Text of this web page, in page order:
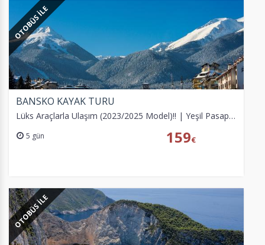
OTOBÜS İLE
BANSKO KAYAK TURU
Lüks Araçlarla Ulaşım (2023/2025 Model)!! | Yeşil Pasaporta Vize Yok!! | *0-12 Yaş Ücretsiz Çocuk!!
5 gün 159€
OTOBÜS İLE